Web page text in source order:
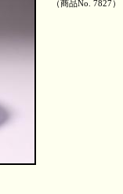
（商品No. 7827）